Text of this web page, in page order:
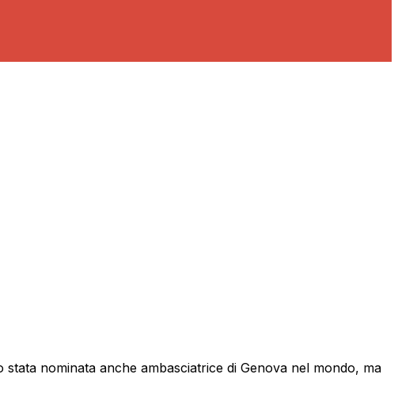
nominata anche ambasciatrice di Genova nel mondo, ma